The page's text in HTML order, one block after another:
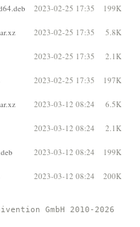
2023-02-25 17:35 199K
2023-02-25 17:35 5.8K
2023-02-25 17:35 2.1K
2023-02-25 17:35 197K
2023-03-12 08:24 6.5K
2023-03-12 08:24 2.1K
2023-03-12 08:24 199K
2023-03-12 08:24 200K
GmbH 2010-2026